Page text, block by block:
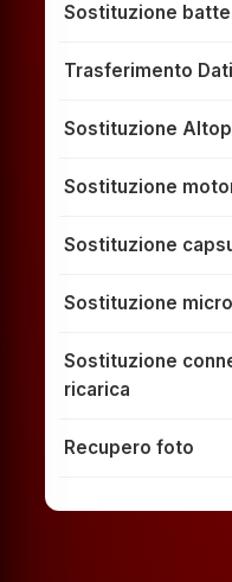
Sostituzione
Trasferimento Dati
Sostituzione
Sostituzione
Sostituzione
Sostituzione
Sostituzione
ricarica
Recupero foto